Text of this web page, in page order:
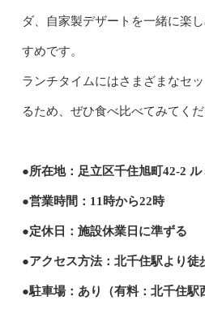
ダ、自家製デザートを一緒に楽
すめです。
ランチタイムにはさまざまなセ
るため、ぜひ食べ比べてみてくだ
●所在地：足立区千住旭町42-2
●営業時間：11時から22時
●定休日：施設休業日に準ずる
●アクセス方法：北千住駅より徒
●駐車場：あり（有料：北千住駅